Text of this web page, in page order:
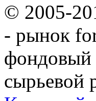
© 2005-
- рынок
фондовый
сырьевой